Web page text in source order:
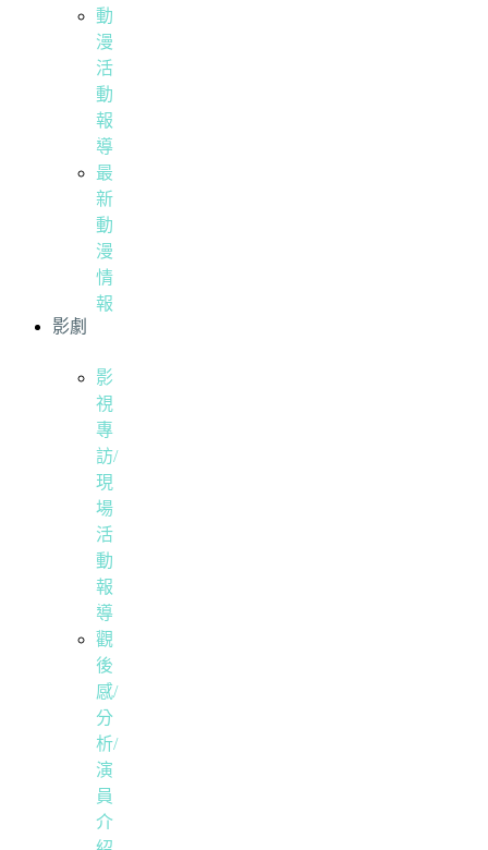
動
漫
活
動
報
導
最
新
動
漫
情
報
影劇
影
視
專
訪/
現
場
活
動
報
導
觀
後
感/
分
析/
演
員
介